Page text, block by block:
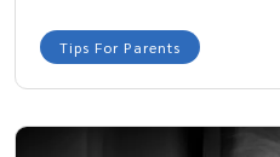
Tips For Parents